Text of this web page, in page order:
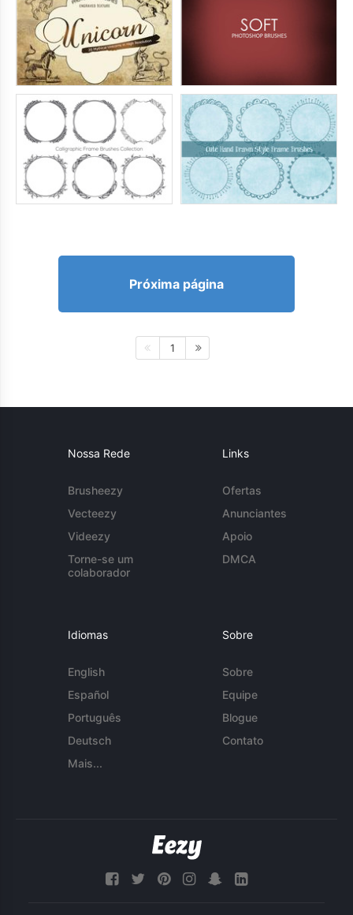
Próxima página
1
Nossa Rede
Brusheezy
Vecteezy
Videezy
Torne-se um
colaborador
Links
Ofertas
Anunciantes
Apoio
DMCA
Idiomas
English
Español
Português
Deutsch
Mais...
Sobre
Sobre
Equipe
Blogue
Contato